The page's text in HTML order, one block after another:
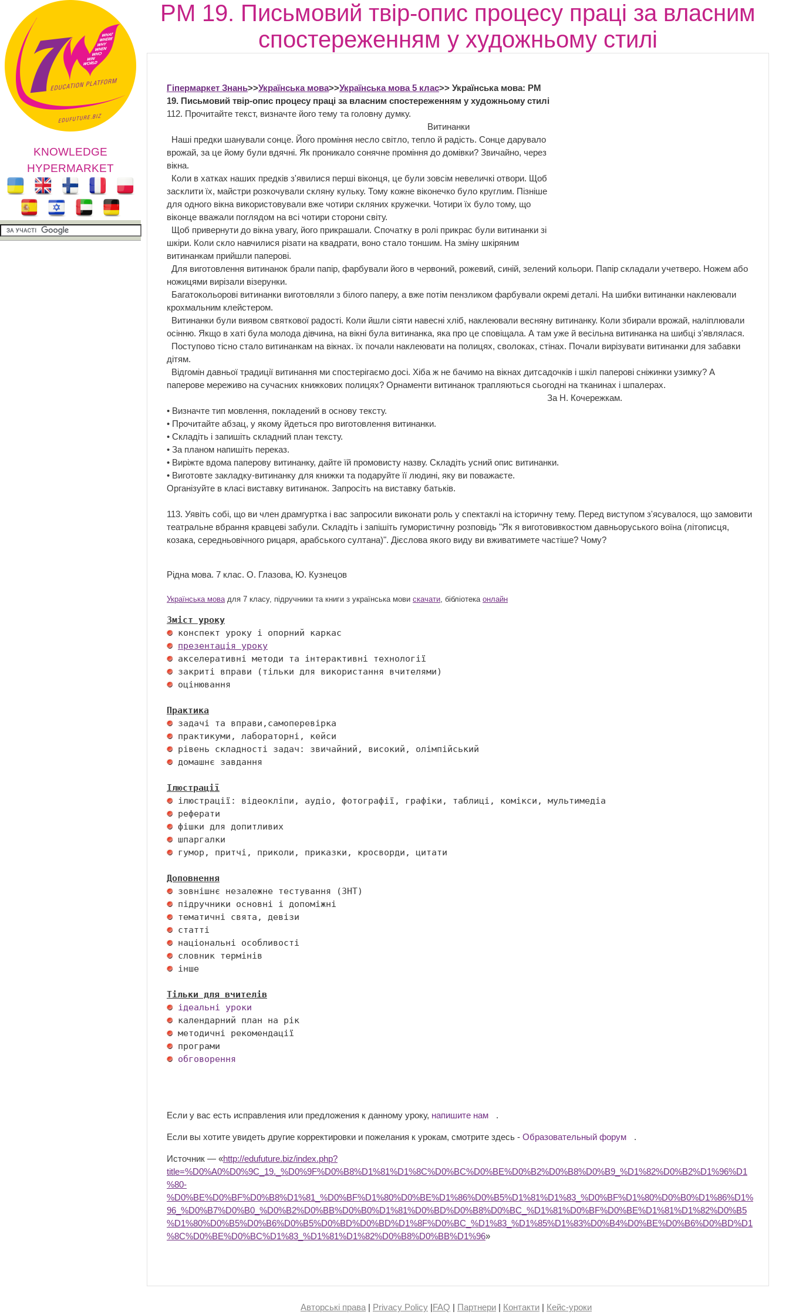
KNOWLEDGE
HYPERMARKET
РМ 19. Письмовий твір-опис процесу праці за власним
спостереженням у художньому стилі
Гіпермаркет Знань>>Українська мова>>Українська мова 5 клас>> Українська мова: РМ
19. Письмовий твір-опис процесу праці за власним спостереженням у художньому стилі
112. Прочитайте текст, визначте його тему та головну думку.
Витинанки
Наші предки шанували сонце. Його проміння несло світло, тепло й радість. Сонце дарувало
врожай, за це йому були вдячні. Як проникало сонячне проміння до домівки? Звичайно, через
вікна.
Коли в хатках наших предків з'явилися перші віконця, це були зовсім невеличкі отвори. Щоб
засклити їх, майстри розкочували скляну кульку. Тому кожне віконечко було круглим. Пізніше
для одного вікна використовували вже чотири скляних кружечки. Чотири їх було тому, що
віконце вважали поглядом на всі чотири сторони світу.
Щоб привернути до вікна увагу, його прикрашали. Спочатку в ролі прикрас були витинанки зі
шкіри. Коли скло навчилися різати на квадрати, воно стало тоншим. На зміну шкіряним
витинанкам прийшли паперові.
Для виготовлення витинанок брали папір, фарбували його в червоний, рожевий, синій, зелений кольори. Папір складали учетверо. Ножем або
ножицями вирізали візерунки.
Багатокольорові витинанки виготовляли з білого паперу, а вже потім пензликом фарбували окремі деталі. На шибки витинанки наклеювали
крохмальним клейстером.
Витинанки були виявом святкової радості. Коли йшли сіяти навесні хліб, наклеювали весняну витинанку. Коли збирали врожай, наліплювали
осінню. Якщо в хаті була молода дівчина, на вікні була витинанка, яка про це сповіщала. А там уже й весільна витинанка на шибці з'являлася.
Поступово тісно стало витинанкам на вікнах. їх почали наклеювати на полицях, сволоках, стінах. Почали вирізувати витинанки для забавки
дітям.
Відгомін давньої традиції витинання ми спостерігаємо досі. Хіба ж не бачимо на вікнах дитсадочків і шкіл паперові сніжинки узимку? А
паперове мереживо на сучасних книжкових полицях? Орнаменти витинанок трапляються сьогодні на тканинах і шпалерах.
За Н. Кочережкам.
• Визначте тип мовлення, покладений в основу тексту.
• Прочитайте абзац, у якому йдеться про виготовлення витинанки.
• Складіть і запишіть складний план тексту.
• За планом напишіть переказ.
• Виріжте вдома паперову витинанку, дайте їй промовисту назву. Складіть усний опис витинанки.
• Виготовте закладку-витинанку для книжки та подаруйте її людині, яку ви поважаєте.
Організуйте в класі виставку витинанок. Запросіть на виставку батьків.
113. Уявіть собі, що ви член драмгуртка і вас запросили виконати роль у спектаклі на історичну тему. Перед виступом з'ясувалося, що замовити
театральне вбрання кравцеві забули. Складіть і запішіть гумористичну розповідь "Як я виготовивкостюм давньоруського воїна (літописця,
козака, середньовічного рицаря, арабського султана)". Дієслова якого виду ви вживатимете частіше? Чому?
Рідна мова. 7 клас. О. Глазова, Ю. Кузнецов
Українська мовадля 7 класу, підручники та книги з українська мови скачати, бібліотека онлайн
Зміст уроку
презентація уроку
оцінювання
Практика
домашнє завдання
Ілюстрації
гумор, притчі, приколи, приказки, кросворди, цитати
Доповнення
інше
Тільки для вчителів
ідеальні уроки
обговорення
Если у вас есть исправления или предложения к данному уроку, напишите нам .
Если вы хотите увидеть другие корректировки и пожелания к урокам, смотрите здесь - Образовательный форум .
Источник — «http://edufuture.biz/index.php?
title=%D0%A0%D0%9C_19._%D0%9F%D0%B8%D1%81%D1%8C%D0%BC%D0%BE%D0%B2%D0%B8%D0%B9_%D1%82%D0%B2%D1%96%D1
%80-
%D0%BE%D0%BF%D0%B8%D1%81_%D0%BF%D1%80%D0%BE%D1%86%D0%B5%D1%81%D1%83_%D0%BF%D1%80%D0%B0%D1%86%D1%
96_%D0%B7%D0%B0_%D0%B2%D0%BB%D0%B0%D1%81%D0%BD%D0%B8%D0%BC_%D1%81%D0%BF%D0%BE%D1%81%D1%82%D0%B5
%D1%80%D0%B5%D0%B6%D0%B5%D0%BD%D0%BD%D1%8F%D0%BC_%D1%83_%D1%85%D1%83%D0%B4%D0%BE%D0%B6%D0%BD%D1
%8C%D0%BE%D0%BC%D1%83_%D1%81%D1%82%D0%B8%D0%BB%D1%96»
Авторські права | Privacy Policy |FAQ | Партнери | Контакти | Кейс-уроки